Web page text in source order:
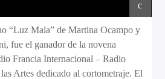
“Luz Mala” de Martina Ocampo y
fue el ganador de la novena
Francia Internacional – Radio
Artes dedicado al cortometraje. El